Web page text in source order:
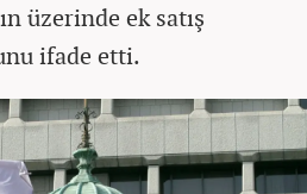
üzerinde ek satış
ifade etti.